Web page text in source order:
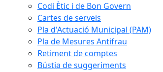
Codi Ètic i de Bon Govern
Cartes de serveis
Pla d'Actuació Municipal (PAM)
Pla de Mesures Antifrau
Retiment de comptes
Bústia de suggeriments